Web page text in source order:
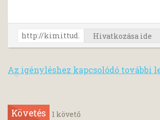
Hivatkozása ide
Az igényléshez kapcsolódó további
Követés 1 követő